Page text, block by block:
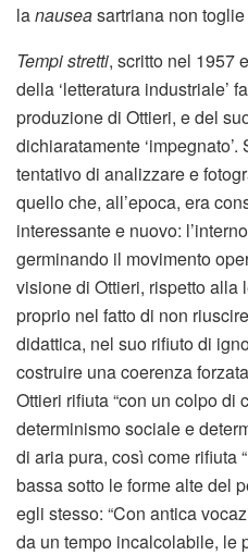
lanauseasartriana non
Tempi stretti, scritto nel 1957
della ‘letteratura industriale’
produzione di Ottieri, e del
dichiaratamente
tentativo di analizzare e
quello che, all’epoca, era
interessante e nuovo:
germinando il movimento
visione di Ottieri, rispetto alla
proprio nel fatto di non
didattica, nel suo rifiuto di
costruire una coerenza
Ottieri rifiuta “con un colpo di
determinismo sociale e
di aria pura, così come rifiuta
bassa sotto le forme alte del
egli stesso: “Con antica
da un tempo incalcolabile, le